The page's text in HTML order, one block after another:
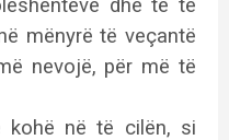
dhe të të
mënyrë të veçantë
nevojë, për më të
kohë në të cilën, si